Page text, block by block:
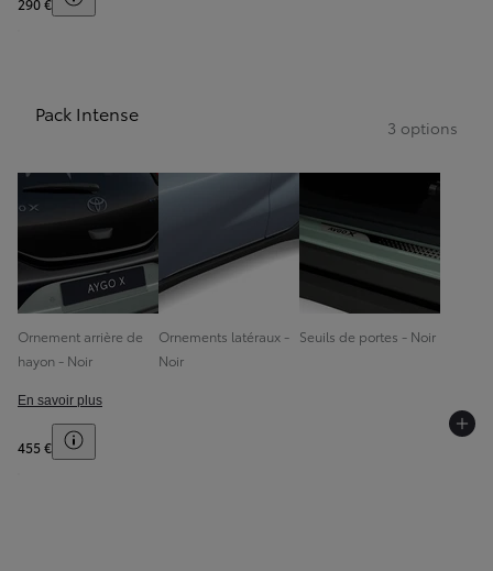
Pack Intense
3 options
Ornement arrière de
hayon - Noir
Ornements latéraux -
Noir
Seuils de portes - Noir
En savoir plus
455 €